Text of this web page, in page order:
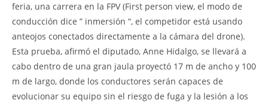
feria, una carrera en la FPV (First person view, el modo de
conducción dice ” inmersión “, el competidor está usando
anteojos conectados directamente a la cámara del drone).
Esta prueba, afirmó el diputado, Anne Hidalgo, se llevará a
cabo dentro de una gran jaula proyectó 17 m de ancho y 100
m de largo, donde los conductores serán capaces de
evolucionar su equipo sin el riesgo de fuga y la lesión a los